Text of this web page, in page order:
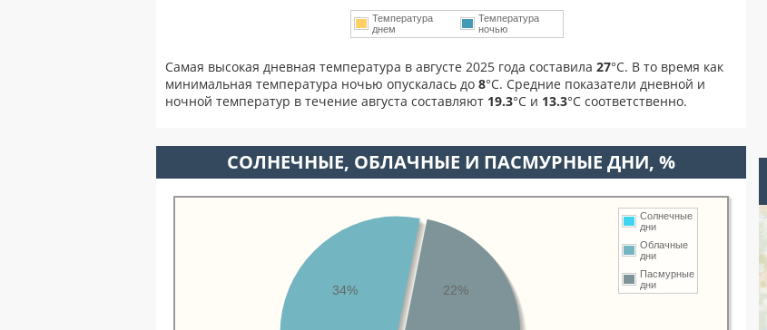
Температура
днем
Температура
ночью
Самая высокая дневная температура в августе 2025 года составила 27°С. В то время как
минимальная температура ночью опускалась до 8°C. Средние показатели дневной и
ночной температур в течение августа составляют 19.3°С и 13.3°С соответственно.
CОЛНЕЧНЫЕ, ОБЛАЧНЫЕ И ПАСМУРНЫЕ ДНИ, %
Солнечные
дни
Облачные
дни
Пасмурные
дни
34% 22%